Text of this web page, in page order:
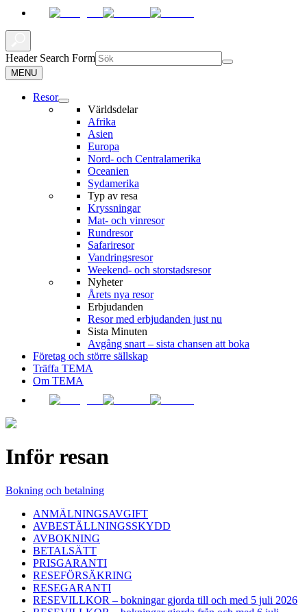
Header Search Form
MENU
Resor
Världsdelar
Afrika
Asien
Europa
Nord- och Centralamerika
Oceanien
Sydamerika
Typ av resa
Kryssningar
Mat- och vinresor
Rundresor
Safariresor
Vandringsresor
Weekend- och storstadsresor
Nyheter
Årets nya resor
Erbjudanden
Resor med erbjudanden just nu
Sista Minuten
Avgång snart – sista chansen att boka
Företag och större sällskap
Träffa TEMA
Om TEMA
Inför resan
Bokning och betalning
ANMÄLNINGSAVGIFT
AVBESTÄLLNINGSSKYDD
AVBOKNING
BETALSÄTT
PRISGARANTI
RESEFÖRSÄKRING
RESEGARANTI
RESEVILLKOR – bokningar gjorda till och med 5 juli 2026